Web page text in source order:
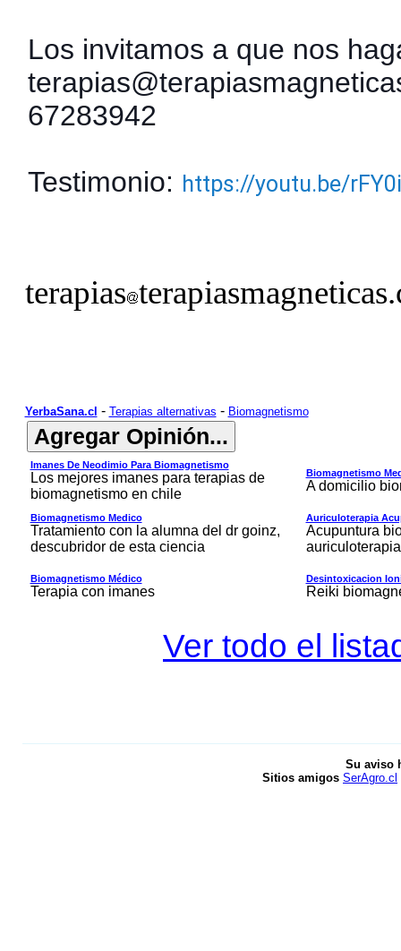
Los invitamos a que nos
67283942
Testimonio: https://youtu.be/
terapias
YerbaSana.cl - Terapias alternativas - Biomagnetismo
Imanes De Neodimio Para Biomagnetismo
Los mejores imanes para terapias de
biomagnetismo en chile
Biomagnetismo
A domicilio
Biomagnetismo Medico
Tratamiento con la alumna del dr goinz,
descubridor de esta ciencia
Auriculoterapia
Acupuntura
auriculoterapia
Biomagnetismo Médico
Terapia con imanes
Desintoxicacion
Reiki
Ver todo el
Su aviso
Sitios amigos SerAgro.cl